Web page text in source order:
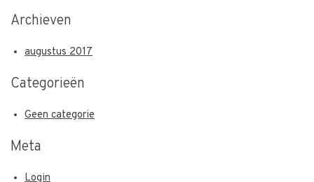
Archieven
augustus 2017
Categorieën
Geen categorie
Meta
Login